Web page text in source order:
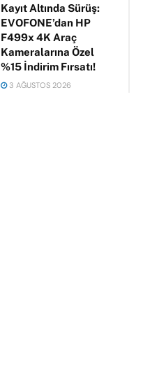
Kayıt Altında Sürüş:
EVOFONE’dan HP
F499x 4K Araç
Kameralarına Özel
%15 İndirim Fırsatı!
3 AĞUSTOS 2026